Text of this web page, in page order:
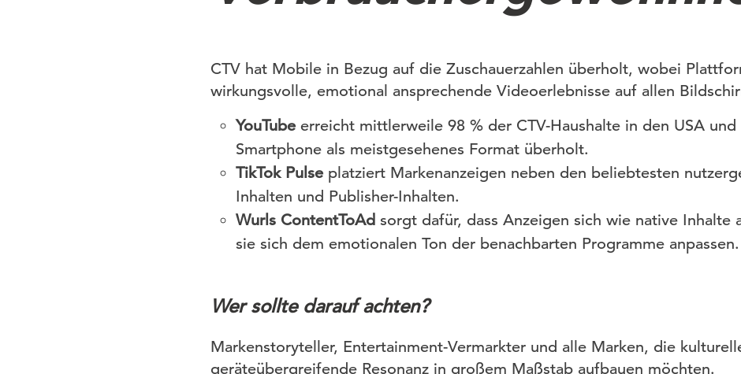
CTV hat Mobile in Bezug auf die Zuschauerzahlen überholt, wobei
wirkungsvolle, emotional ansprechende Videoerlebnisse auf allen
YouTube erreicht mittlerweile 98 % der CTV-Haushalte in den USA
Smartphone als meistgesehenes Format überholt.
TikTok Pulse platziert Markenanzeigen neben den beliebtesten
Inhalten und Publisher-Inhalten.
Wurls ContentToAd sorgt dafür, dass Anzeigen sich wie native Inhalte
sie sich dem emotionalen Ton der benachbarten Programme anpassen.
Wer sollte darauf achten?
Markenstoryteller, Entertainment-Vermarkter und alle Marken, die
geräteübergreifende Resonanz in großem Maßstab aufbauen möchten.